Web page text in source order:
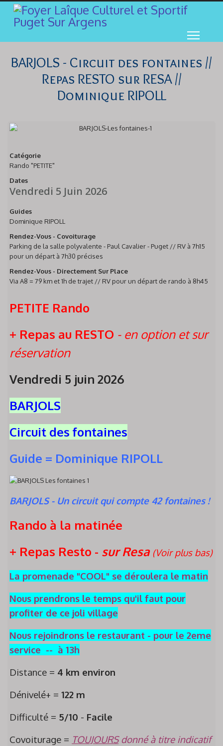
BARJOLS - Circuit des fontaines //
Repas RESTO sur RESA //
Dominique RIPOLL
Catégorie
Rando "PETITE"
Dates
Vendredi 5 Juin 2026
Guides
Dominique RIPOLL
Rendez-Vous - Covoiturage
Parking de la salle polyvalente - Paul Cavalier - Puget // RV à 7h15
pour un départ à 7h30 précises
Rendez-Vous - Directement Sur Place
Via A8 = 79 km et 1h de trajet // RV pour un départ de rando à 8h45
PETITE Rando
+ Repas au RESTO - en option et sur
réservation
Vendredi 5 juin 2026
BARJOLS
Circuit des fontaines
Guide = Dominique RIPOLL
BARJOLS - Un circuit qui compte 42 fontaines !
Rando à la matinée
+ Repas Resto - sur Resa (Voir plus bas)
La promenade "COOL" se déroulera le matin
Nous prendrons le temps qu'il faut pour
profiter de ce joli village
Nous rejoindrons le restaurant - pour le 2eme
service -- à 13h
Distance = 4 km environ
Dénivelé+ =122 m
Difficulté = 5/10 - Facile
Covoiturage = TOUJOURS donné à titre indicatif